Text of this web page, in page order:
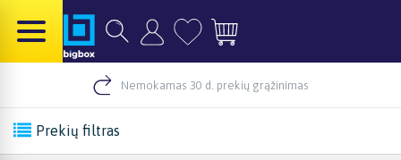
Nemokamas 30 d. prekių grąžinimas
Prekių filtras